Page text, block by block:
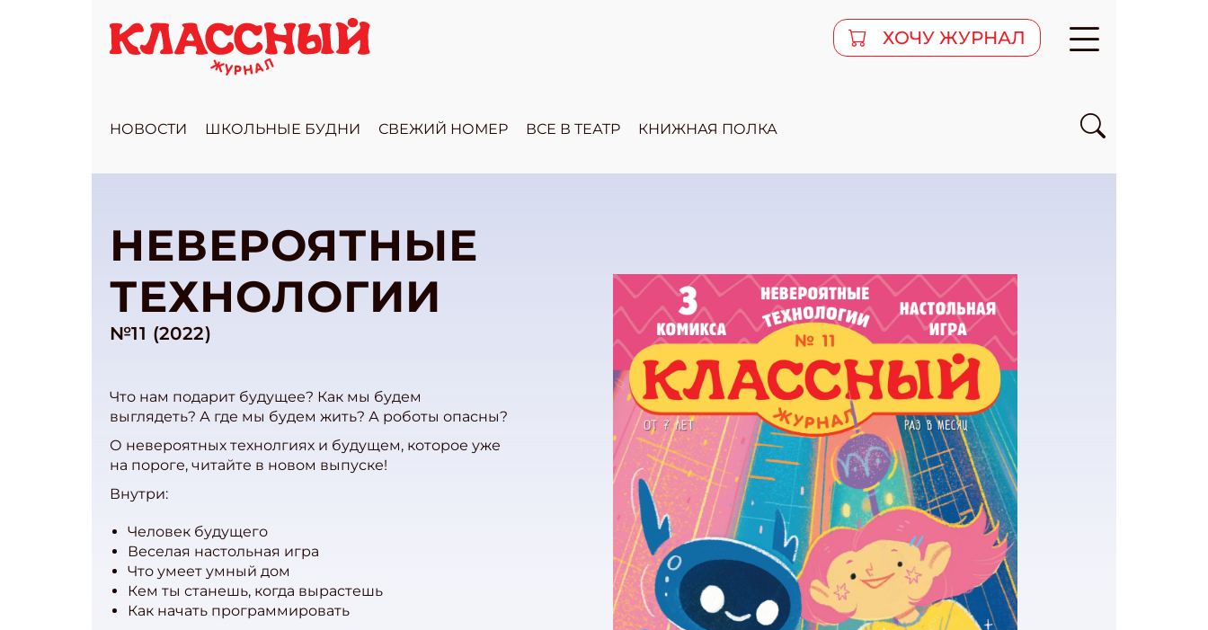
ХОЧУ ЖУРНАЛ
НОВОСТИ ШКОЛЬНЫЕ БУДНИ СВЕЖИЙ НОМЕР ВСЕ В ТЕАТР КНИЖНАЯ ПОЛКА
НЕВЕРОЯТНЫЕ
ТЕХНОЛОГИИ
№11 (2022)
Что нам подарит будущее? Как мы будем
выглядеть? А где мы будем жить? А роботы опасны?
О невероятных технолгиях и будущем, которое уже
на пороге, читайте в новом выпуске!
Внутри:
Человек будущего
Веселая настольная игра
Что умеет умный дом
Кем ты станешь, когда вырастешь
Как начать программировать